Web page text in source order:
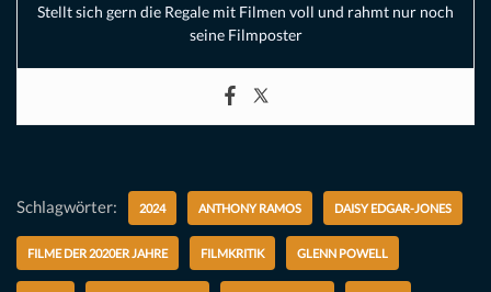
Stellt sich gern die Regale mit Filmen voll und rahmt nur noch
seine Filmposter
Schlagwörter: 2024 ANTHONY RAMOS DAISY EDGAR-JONES
FILME DER 2020ER JAHRE FILMKRITIK GLENN POWELL